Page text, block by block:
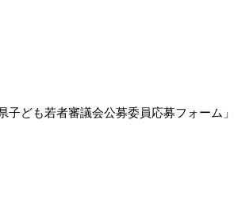
子ども若者審議会公募委員応募フォーム